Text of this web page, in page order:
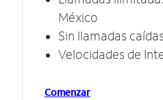
México
Sin llamadas caídas
Velocidades de
Comenzar